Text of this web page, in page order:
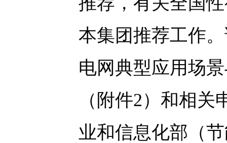
本集团推荐工作
电网典型应用场
（附件2）和相
业和信息化部（